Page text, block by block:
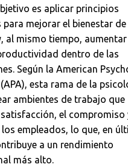
es aplicar principios
mejorar el bienestar de
al mismo tiempo, aumentar
dentro de las
Según la American
(APA), esta rama de la
ambientes de trabajo que
el compromiso
los empleados, lo que, en
a un rendimiento
más alto.